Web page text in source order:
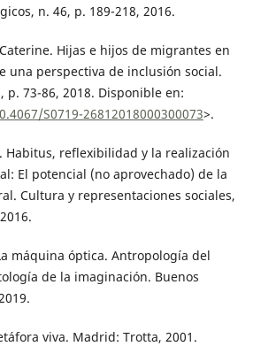
n. 46, p. 189-218, 2016.
Caterine. Hijas e hijos de migrantes en
una perspectiva de inclusión social.
p. 73-86, 2018. Disponible en:
S0719-26812018000300073>.
Habitus, reflexibilidad y la realización
El potencial (no aprovechado) de la
Cultura y representaciones sociales,
máquina óptica. Antropología del
de la imaginación. Buenos
viva. Madrid: Trotta, 2001.